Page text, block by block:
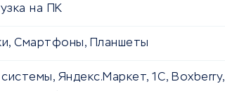
на ПК
Смартфоны, Планшеты
Яндекс.Маркет, 1C, Boxberry,